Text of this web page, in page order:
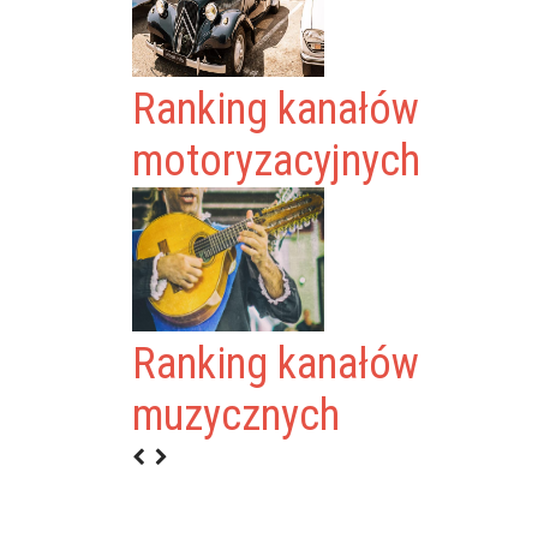
Ranking kanałów
motoryzacyjnych
Ranking kanałów
muzycznych